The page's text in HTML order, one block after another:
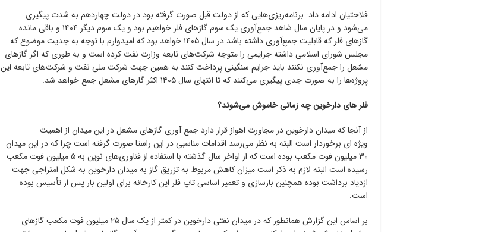
فلاحتیان ادامه داد: برنامه‌ریزی‌هایی که از دولت قبل صورت گرفته بود در دولت چهاردهم به شدت پیگیری
می‌شود و در پایان سال شاهد جمع‌آوری یک سوم گازهای فلر خواهیم بود و یک سوم دیگر ۱۴۰۴ و باقی مانده
گازهای فلر که قابلیت جمع‌آوری داشته باشد در سال ۱۴۰۵ خواهد بود که امیدوارم با توجه به جدیت موضوع که
مجلس شورای اسلامی داشته جرایمی را متوجه شرکت‌های تابعه وزارت نفت کرده است و به طوری که اگر گازهای
مشعل را جمع‌آوری نکنند باید جرایم سنگینی پرداخت کنند به همین جهت شرکت ملی نفت و شرکت‌های تابعه این
پروژه‌ها را به صورت جدی پیگیری می‌کنند که تا انتهای سال ۱۴۰۵ اکثر گازهای مشعل جمع خواهد شد.
فلر های دارخوین چه زمانی خاموش می‌شوند؟
از آنجا که میدان دارخوین در مجاورت اهواز قرار دارد جمع آوری گازهای مشعل در این میدان از اهمیت
ویژه ای برخوردار است البته به نظر می‌رسد اقدامات مناسبی در این راستا صورت گرفته است چرا که در این میدان
۳۰ میلیون فوت مکعب بوده است که از اواخر سال گذشته با استفاده از فناوری‌های نوین به ۵ میلیون فوت مکعب
رسیده است البته لازم به ذکر است میزان کاهش مربوط به تزریق گاز به میدان دارخوین به شکل امتزاجی جهت
ازدیاد برداشت بوده همچنین بازسازی و تعمیر اساسی تاپ فلر این کارخانه برای اولین بار پس از تأسیس بوده
است.
بر اساس این گزارش همانطور که در میدان نفتی دارخوین در کمتر از یک سال ۲۵ میلیون فوت مکعب گازهای